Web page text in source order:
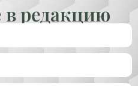
редакцию